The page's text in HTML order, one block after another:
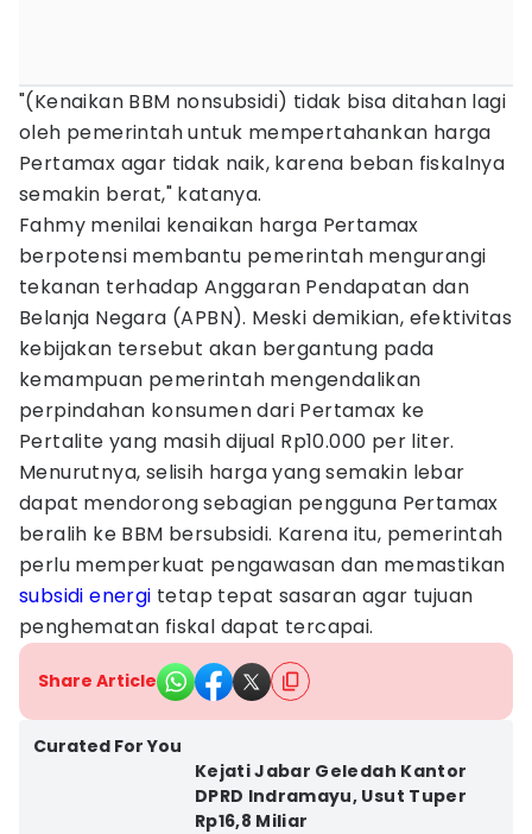
"(Kenaikan BBM nonsubsidi) tidak bisa ditahan lagi
oleh pemerintah untuk mempertahankan harga
Pertamax agar tidak naik, karena beban fiskalnya
semakin berat," katanya.
Fahmy menilai kenaikan harga Pertamax
berpotensi membantu pemerintah mengurangi
tekanan terhadap Anggaran Pendapatan dan
Belanja Negara (APBN). Meski demikian, efektivitas
kebijakan tersebut akan bergantung pada
kemampuan pemerintah mengendalikan
perpindahan konsumen dari Pertamax ke
Pertalite yang masih dijual Rp10.000 per liter.
Menurutnya, selisih harga yang semakin lebar
dapat mendorong sebagian pengguna Pertamax
beralih ke BBM bersubsidi. Karena itu, pemerintah
perlu memperkuat pengawasan dan memastikan
subsidi energi tetap tepat sasaran agar tujuan
penghematan fiskal dapat tercapai.
Share Article
Curated For You
Kejati Jabar Geledah Kantor
DPRD Indramayu, Usut Tuper
Rp16,8 Miliar